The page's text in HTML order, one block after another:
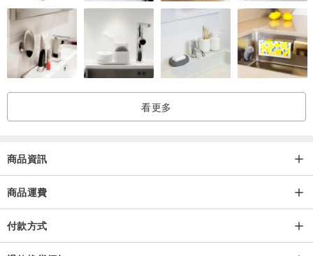
看更多
商品資訊
商品運費
付款方式